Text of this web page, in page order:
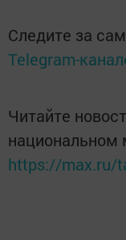
Следите за
Telegram-
Читайте
https://max.ru/